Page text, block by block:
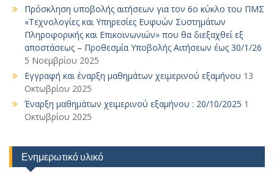
Πρόσκληση υποβολής αιτήσεων για τον 6ο κύκλο του ΠΜΣ
«Τεχνολογίες και Υπηρεσίες Ευφυών Συστημάτων
Πληροφορικής και Επικοινωνιών» που θα διεξαχθεί εξ
αποστάσεως – Προθεσμία Υποβολής Αιτήσεων έως 30/1/26
5 Νοεμβρίου 2025
Εγγραφή και έναρξη μαθημάτων χειμερινού εξαμήνου 13
Οκτωβρίου 2025
Έναρξη μαθημάτων χειμερινού εξαμήνου : 20/10/2025 1
Οκτωβρίου 2025
Ενημερωτικό υλικό